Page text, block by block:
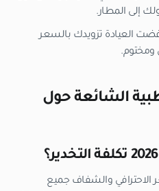
إلى المطار.
العيادة تزويدك بالسعر
الشائعة حول
والشفاف جميع